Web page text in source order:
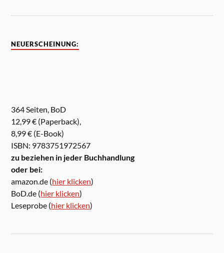
NEUERSCHEINUNG:
364 Seiten, BoD
12,99 € (Paperback),
8,99 € (E-Book)
ISBN: 9783751972567
zu beziehen in jeder Buchhandlung
oder bei:
amazon.de (hier klicken)
BoD.de (hier klicken)
Leseprobe (hier klicken)